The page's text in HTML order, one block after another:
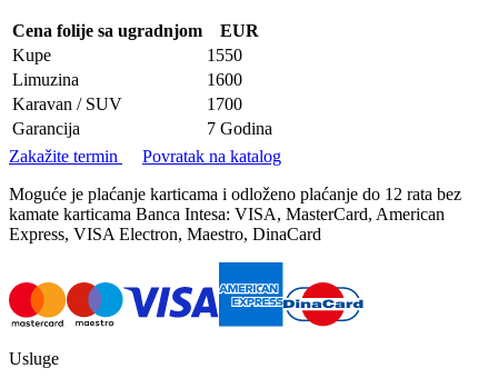
Cena folije sa ugradnjom
EUR
Kupe
1550
Limuzina
1600
Karavan / SUV
1700
Garancija
7 Godina
Zakažite termin
Povratak na katalog
Moguće je plaćanje karticama i odloženo plaćanje do 12 rata bez
kamate karticama Banca Intesa: VISA, MasterCard, American
Express, VISA Electron, Maestro, DinaCard
Usluge